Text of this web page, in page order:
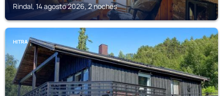
Rindal, 14 agosto 2026, 2 noches
HITRA